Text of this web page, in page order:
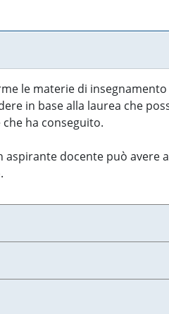
le materie di
in base alla laurea che
ha conseguito.
docente può avere